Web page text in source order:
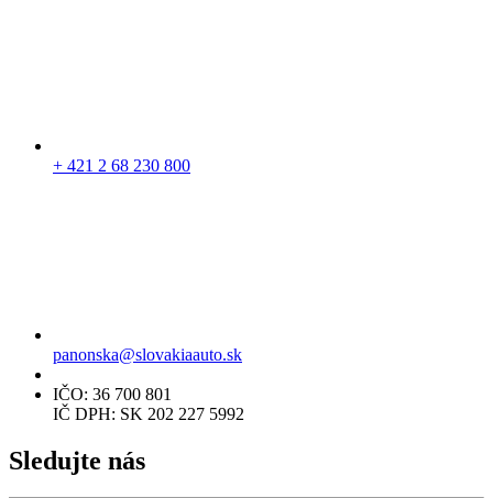
+ 421 2 68 230 800
panonska@slovakiaauto.sk
IČO: 36 700 801
IČ DPH: SK 202 227 5992
Sledujte nás